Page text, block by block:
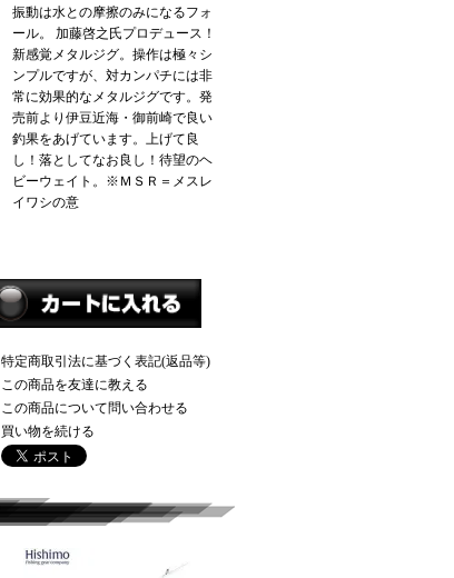
振動は水との摩擦のみになるフォ
ール。 加藤啓之氏プロデュース！
新感覚メタルジグ。操作は極々シ
ンプルですが、対カンパチには非
常に効果的なメタルジグです。発
売前より伊豆近海・御前崎で良い
釣果をあげています。上げて良
し！落としてなお良し！待望のヘ
ビーウェイト。※ＭＳＲ＝メスレ
イワシの意
特定商取引法に基づく表記(返品等)
この商品を友達に教える
この商品について問い合わせる
買い物を続ける